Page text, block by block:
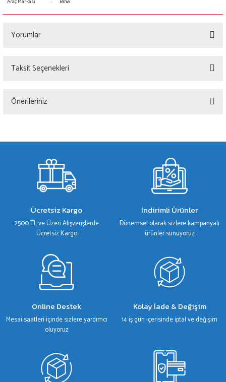
Yorumlar
Taksit Seçenekleri
Önerileriniz
gördüğünüz noktaları öneri formunu kullanarak tarafımıza iletebilirsiniz.
Ürün resmi kalitesiz, bozuk veya görüntülenemiyor.
Ürün açıklamasında eksik bilgiler bulunuyor.
Ürün fiyatı diğer sitelerden daha pahalı.
Bu ürüne benzer farklı alternatifler olmalı.
Ücretsiz Kargo
2500 TL ve Üzeri Alışverişlerde
Ücretsiz Kargo
İndirimli Ürünler
Dönemsel olarak sizlere kampanyalı
ürünler sunuyoruz
Online Destek
Mesai saatleri içinde sizlere yardımcı
oluyoruz
Kolay İade & Değişim
14 iş gün içerisinde iptal ve değişim